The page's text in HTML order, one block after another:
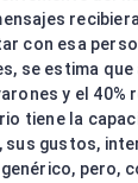
con esa
se estima
y el 40%
tiene la
gustos,
pero,